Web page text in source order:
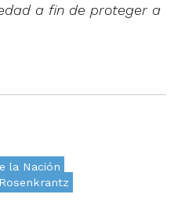
a fin de proteger a
la Nación